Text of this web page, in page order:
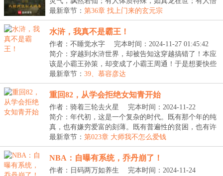
性...
最新章节： 第36章 找上门来的玄元宗
水浒，我真不是霸王！
作者：不睡觉水字
完本时间：2024-11-27 01:45:42
简介：穿越到水浒世界，却被告知这穿越搞错了！本应
该是小霸王孙策，却变成了小霸王周通！于是想要快些
得...
最新章节： 39、慕容彦达
重回82，从学会拒绝女知青开始
作者：骑着三轮去火星
完本时间：2024-11-22
09:00:14
简介：年代初，这是一个复杂的时代。既有那个年的纯
真，也有嫌穷爱富的刻薄。既有普遍性的贫困，也有许
多...
最新章节： 第023章 大师我不怎么爱钱
NBA：自曝有系统，乔丹崩了！
作者：日码两万如养生
完本时间：2024-11-24